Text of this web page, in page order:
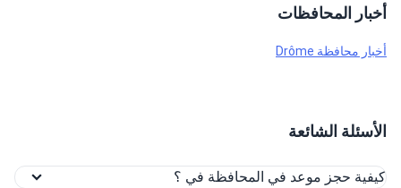
أخبار المحافظات
أخبار محافظة Drôme
الأسئلة الشائعة
كيفية حجز موعد في المحافظة في ؟